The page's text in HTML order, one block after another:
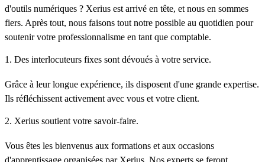
d'outils numériques ? Xerius est arrivé en tête, et nous en sommes
fiers. Après tout, nous faisons tout notre possible au quotidien pour
soutenir votre professionnalisme en tant que comptable.
1. Des interlocuteurs fixes sont dévoués à votre service.
Grâce à leur longue expérience, ils disposent d'une grande expertise.
Ils réfléchissent activement avec vous et votre client.
2. Xerius soutient votre savoir-faire.
Vous êtes les bienvenus aux formations et aux occasions
d'apprentissage organisées par Xerius. Nos experts se feront